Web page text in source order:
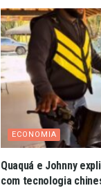
ECONOMIA
Quaquá e Johnny
com tecnologia